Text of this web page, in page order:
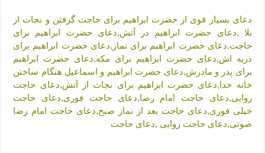
دعا قدرت و توانمندی – دعا برای افزایش انرژی بدن و قدرت بازو
دعای بسیار قوی از حضرت ابراهیم برای حاجت گرفتن و نجات از
بلا ,دعای حضرت ابراهیم در آتش,دعای حضرت ابراهیم برای
حاجت,دعای حضرت ابراهیم برای نماز,دعای حضرت ابراهیم برای
ذریه اش,دعای حضرت ابراهیم برای مکه,دعای حضرت ابراهیم
برای پدر و مادرش,دعای حضرت ابراهیم و اسماعیل هنگام ساختن
خانه خدا,دعای حضرت ابراهیم برای نجات از آتش,دعای حاجت
روایی,دعای حاجت امام رضا,دعای حاجت فوری,دعای حاجت
خیلی فوری,دعای حاجت بعد از نماز صبح,دعای حاجت امام رضا
صوتی,دعای حاجت روایی ,دعای حاجت